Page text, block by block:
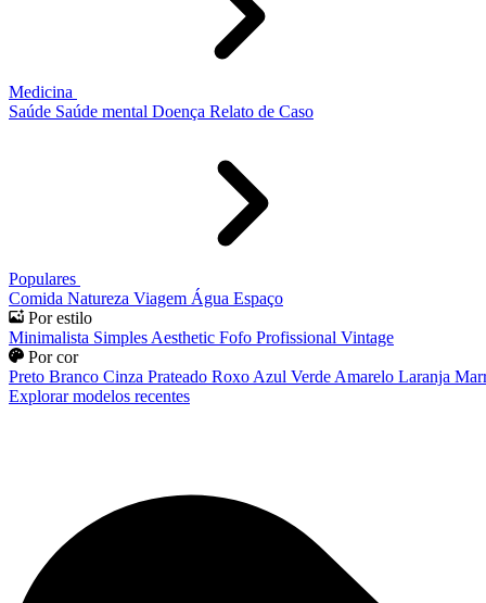
Medicina
Saúde Saúde mental Doença Relato de Caso
Populares
Comida Natureza Viagem Água Espaço
Por estilo
Minimalista Simples Aesthetic Fofo Profissional Vintage
Por cor
Preto Branco Cinza Prateado Roxo Azul Verde Amarelo Laranja
Explorar modelos recentes